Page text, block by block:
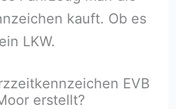
kauft. Ob es
LKW.
EVB
erstellt?